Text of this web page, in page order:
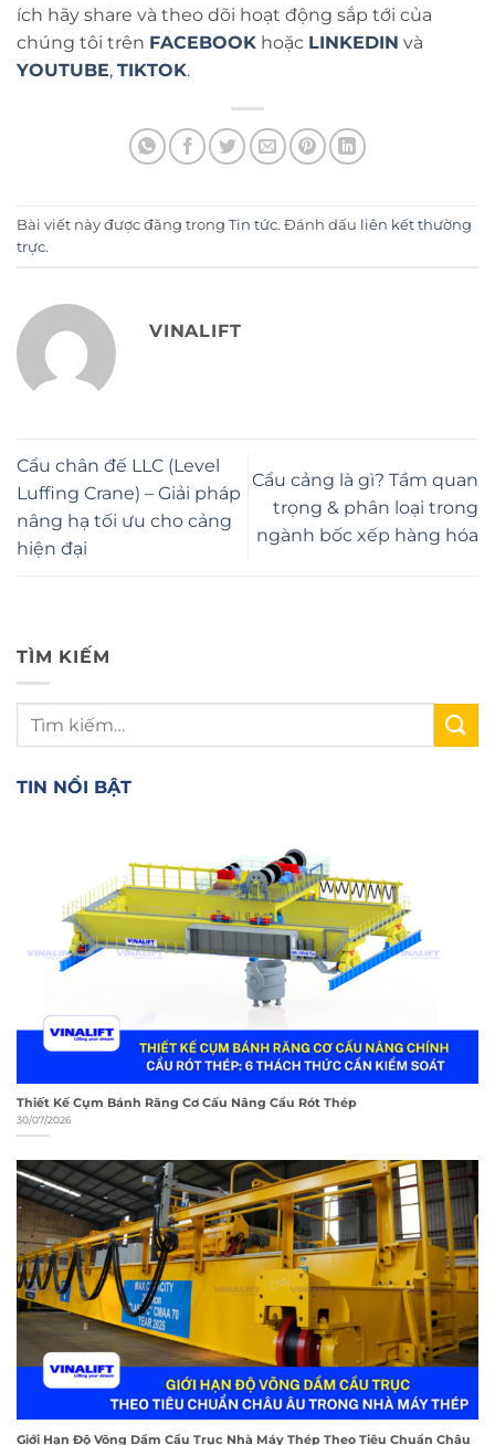
ích hãy share và theo dõi hoạt động sắp tới của
chúng tôi trên FACEBOOK hoặc LINKEDIN và
YOUTUBE, TIKTOK.
Bài viết này được đăng trong Tin tức. Đánh dấu liên kết thường
trực.
VINALIFT
Cẩu chân đế LLC (Level
Luffing Crane) – Giải pháp
nâng hạ tối ưu cho cảng
hiện đại
Cẩu cảng là gì? Tầm quan
trọng & phân loại trong
ngành bốc xếp hàng hóa
TÌM KIẾM
TIN NỔI BẬT
Thiết Kế Cụm Bánh Răng Cơ Cấu Nâng Cẩu Rót Thép
30/07/2026
Giới Hạn Độ Võng Dầm Cầu Trục Nhà Máy Thép Theo Tiêu Chuẩn Châu